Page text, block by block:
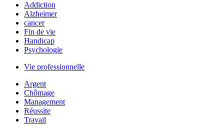
Addiction
Alzheimer
cancer
Fin de vie
Handicap
Psychologie
Vie professionnelle
Argent
Chômage
Management
Réussite
Travail